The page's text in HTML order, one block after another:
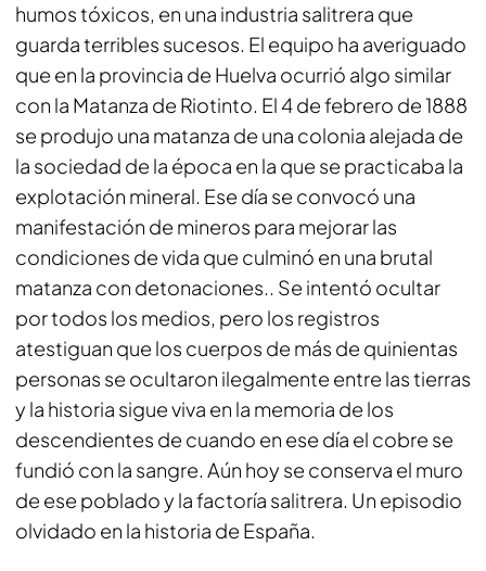
humos tóxicos, en una industria salitrera que
guarda terribles sucesos. El equipo ha averiguado
que en la provincia de Huelva ocurrió algo similar
con la Matanza de Riotinto. El 4 de febrero de 1888
se produjo una matanza de una colonia alejada de
la sociedad de la época en la que se practicaba la
explotación mineral. Ese día se convocó una
manifestación de mineros para mejorar las
condiciones de vida que culminó en una brutal
matanza con detonaciones.. Se intentó ocultar
por todos los medios, pero los registros
atestiguan que los cuerpos de más de quinientas
personas se ocultaron ilegalmente entre las tierras
y la historia sigue viva en la memoria de los
descendientes de cuando en ese día el cobre se
fundió con la sangre. Aún hoy se conserva el muro
de ese poblado y la factoría salitrera. Un episodio
olvidado en la historia de España.